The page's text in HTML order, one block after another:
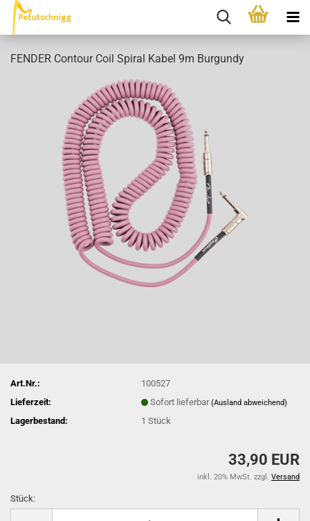
FENDER Contour Coil Spiral Kabel 9m Burgundy
Art.Nr.:
100527
Lieferzeit:
Sofort lieferbar(Ausland abweichend)
Lagerbestand: 1Stück
33,90 EUR
inkl. 20% MwSt. zzgl. Versand
Stück: